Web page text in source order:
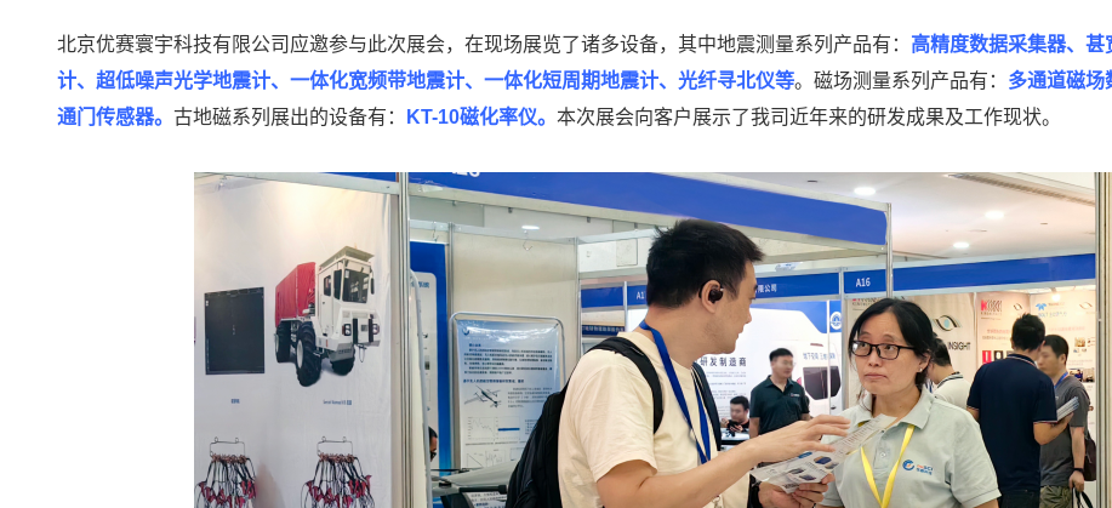
北京优赛寰宇科技有限公司应邀参与此次展会，在现场展览了诸多设备，其中地震测量系列产品有： 高精度数据采集器、甚
计、超低噪声光学地震计、一体化宽频带地震计、一体化短周期地震计、光纤寻北仪等。磁场测量系列产品有： 多通道磁
通门传感器。 古地磁系列展出的设备有： KT-10磁化率仪。 本次展会向客户展示了我司近年来的研发成果及工作现状。